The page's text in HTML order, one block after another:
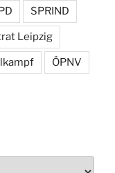
SPRIND
Leipzig
ÖPNV